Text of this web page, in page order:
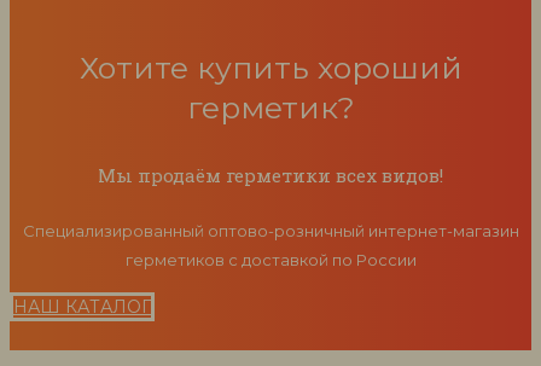
Хотите купить хороший
герметик?
Мы продаём герметики всех видов!
Специализированный оптово-розничный интернет-магазин
герметиков с доставкой по России
НАШ КАТАЛОГ